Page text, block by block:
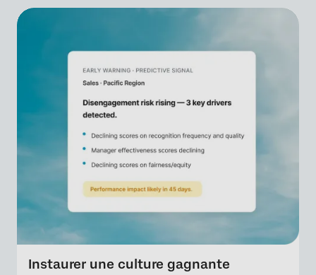
Instaurer une culture gagnante